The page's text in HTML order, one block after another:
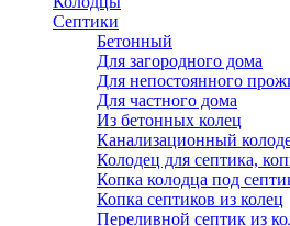
Септики
Бетонный
Для загородного дома
Для непостоянного
Для частного дома
Из бетонных колец
Канализационный
Колодец для септика,
Копка колодца под
Копка септиков из колец
Переливной септик из